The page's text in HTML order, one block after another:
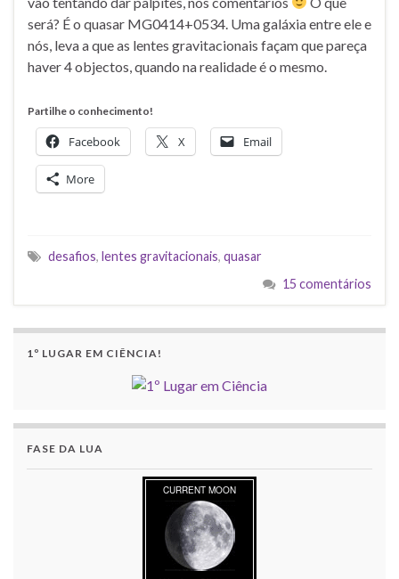
será? É o quasar MG0414+0534. Uma galáxia entre ele e
nós, leva a que as lentes gravitacionais façam que pareça
haver 4 objectos, quando na realidade é o mesmo.
Partilhe o conhecimento!
Facebook X Email
More
desafios, lentes gravitacionais, quasar
15 comentários
1º LUGAR EM CIÊNCIA!
FASE DA LUA